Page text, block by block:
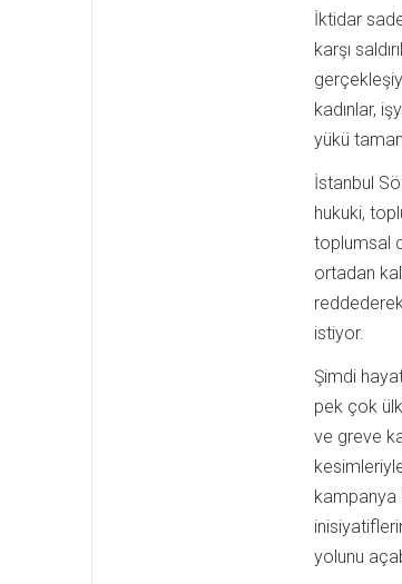
İktidar
karşı
kadınlar,
yükü
İstanbul
hukuki,
toplumsal
ortadan
istiyor.
Şimdi
pek çok
ve greve
kampanya
yolunu